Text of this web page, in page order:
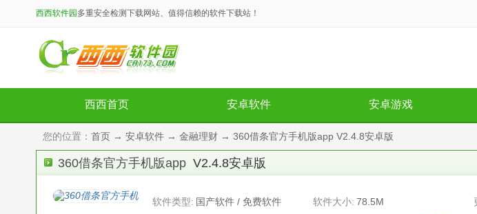
西西软件园 多重安全检测下载网站、值得信赖的软件下载站！
西西首页 安卓软件 安卓游戏
您的位置： 首页 → 安卓软件 → 金融理财 → 360借条官方手机版app V2.4.8安卓版
360借条官方手机版app V2.4.8安卓版
软件类型: 国产软件 / 免费软件 软件大小: 78.5M